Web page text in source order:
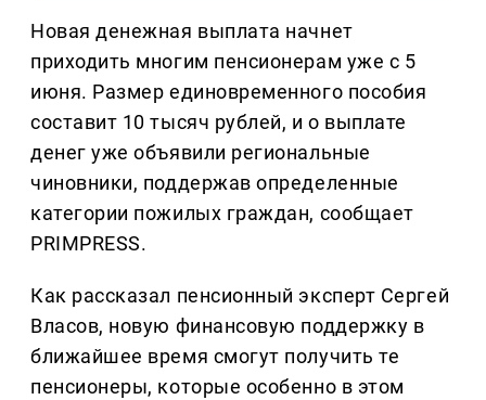
Новая денежная выплата начнет
приходить многим пенсионерам уже с 5
июня. Размер единовременного пособия
составит 10 тысяч рублей, и о выплате
денег уже объявили региональные
чиновники, поддержав определенные
категории пожилых граждан, сообщает
PRIMPRESS.
Как рассказал пенсионный эксперт Сергей
Власов, новую финансовую поддержку в
ближайшее время смогут получить те
пенсионеры, которые особенно в этом